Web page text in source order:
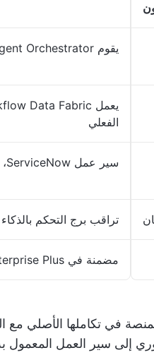
يقوم AI Agent Orchestrator بترتيب المهام بين عدة وكلاء
الفعلي
سير عمل ServiceNow، موصلات Integration Hub، دعم MCP
تراقب برج التحكم
مضمنة في Pro Plus/Enterprise Plus مع رسوم على أساس الحجم
إلى سير العمل المعمول